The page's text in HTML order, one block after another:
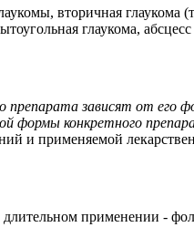
вторичная глаукома
глаукома,
препарата зависят от
формы конкретного
и применяемой
длительном применении -